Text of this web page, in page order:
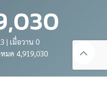
| เมื่อวาน 0
มด 4,919,030